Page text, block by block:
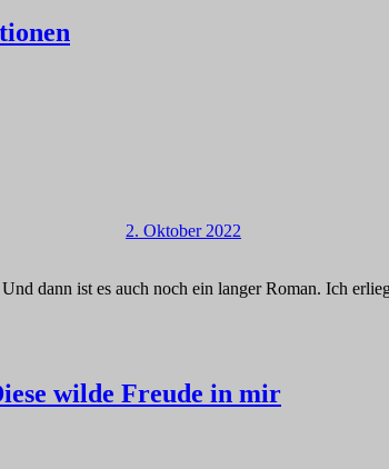
2. Oktober 2022
dann ist es auch noch ein langer Roman. Ich
wilde Freude in mir